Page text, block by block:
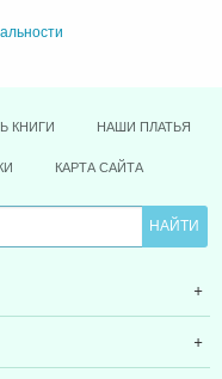
КНИГИ НАШИ ПЛАТЬЯ
КАРТА САЙТА